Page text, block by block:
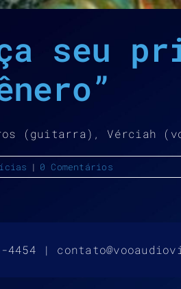
seu
(guitarra), Vérciah
| 0 Comentários
4454 |